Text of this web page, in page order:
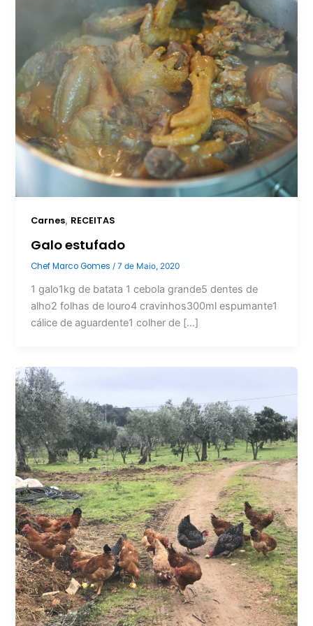
Carnes, RECEITAS
Galo estufado
Chef Marco Gomes/7 de Maio, 2020
1 galo1kg de batata 1 cebola grande5 dentes de
alho2 folhas de louro4 cravinhos300ml espumante1
cálice de aguardente1 colher de […]